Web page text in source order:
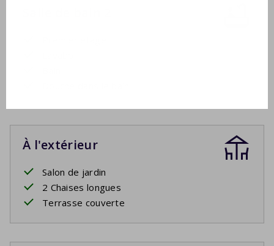
À l'extérieur
Salon de jardin
2 Chaises longues
Terrasse couverte